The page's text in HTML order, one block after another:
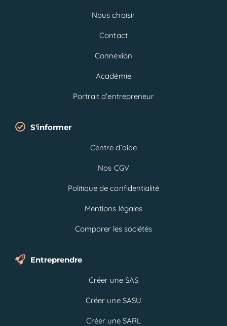
Nous choisir
Contact
Connexion
Académie
Portrait d’entrepreneur
S'informer
Centre d’aide
Nos CGV
Politique de confidentialité
Mentions légales
Comparer les sociétés
Entreprendre
Créer une SAS
Créer une SASU
Créer une SARL